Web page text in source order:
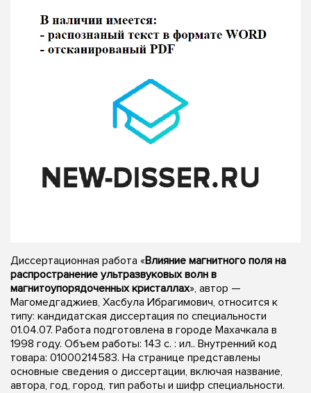
Диссертационная работа «Влияние магнитного поля на
распространение ультразвуковых волн в
магнитоупорядоченных кристаллах», автор —
Магомедгаджиев, Хасбула Ибрагимович, относится к
типу: кандидатская диссертация по специальности
01.04.07. Работа подготовлена в городе Махачкала в
1998 году. Объем работы: 143 с. : ил.. Внутренний код
товара: 01000214583. На странице представлены
основные сведения о диссертации, включая название,
автора, год, город, тип работы и шифр специальности.